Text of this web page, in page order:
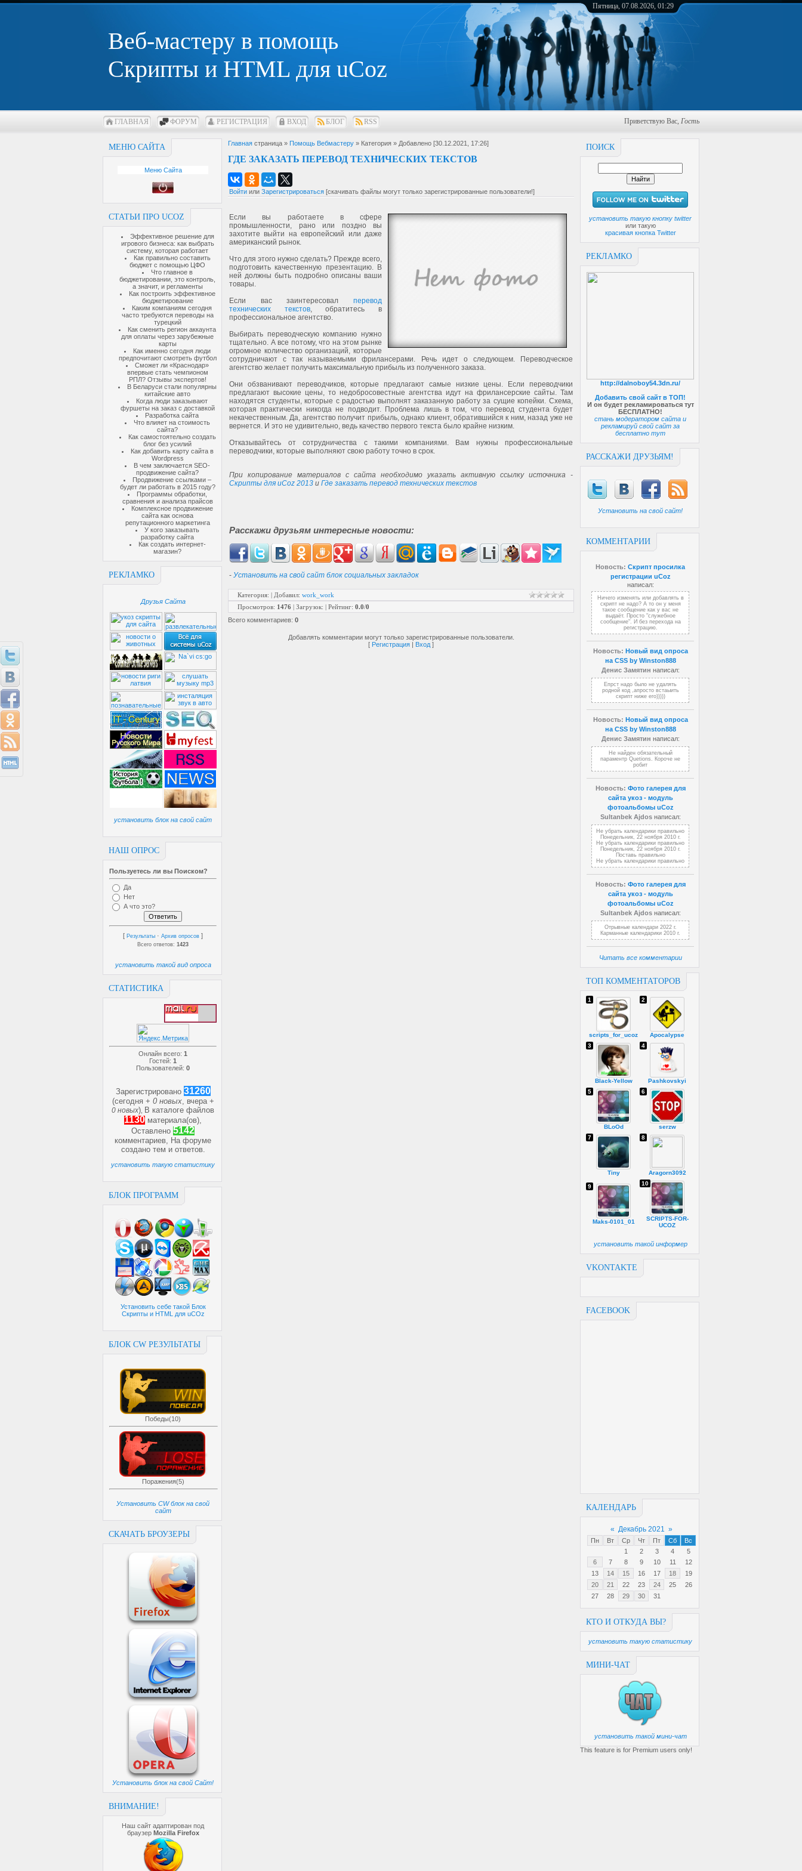
Веб-мастеру в помощь
Скрипты и HTML для uCoz
Пятница, 07.08.2026, 01:29
ГЛАВНАЯ ФОРУМ РЕГИСТРАЦИЯ ВХОД БЛОГ RSS Приветствую Вас, Гость
МЕНЮ САЙТА
Меню Сайта
СТАТЬИ ПРО UCOZ
Эффективное решение для
игрового бизнеса: как выбрать
систему, которая работает
Как правильно составить
бюджет с помощью ЦФО
Что главное в
бюджетировании, это контроль,
а значит, и регламенты
Как построить эффективное
бюджетирование
Каким компаниям сегодня
часто требуются переводы на
турецкий
Как сменить регион аккаунта
для оплаты через зарубежные
карты
Как именно сегодня люди
предпочитают смотреть футбол
Сможет ли «Краснодар»
впервые стать чемпионом
РПЛ? Отзывы экспертов!
В Беларуси стали популярны
китайские авто
Когда люди заказывают
фуршеты на заказ с доставкой
Разработка сайта
Что влияет на стоимость
сайта?
Как самостоятельно создать
блог без усилий
Как добавить карту сайта в
Wordpress
В чем заключается SEO-
продвижение сайта?
Продвижение ссылками –
будет ли работать в 2015 году?
Программы обработки,
сравнения и анализа прайсов
Комплексное продвижение
сайта как основа
репутационного маркетинга
У кого заказывать
разработку сайта
Как создать интернет-
магазин?
РЕКЛАМКО
Друзья Сайта
установить блок на свой сайт
НАШ ОПРОС
Пользуетесь ли вы Поиском?
Да
Нет
А что это?
[ Результаты · Архив опросов ]
Всего ответов: 1423
установить такой вид опроса
СТАТИСТИКА
Онлайн всего: 1
Гостей: 1
Пользователей: 0
Зарегистрировано 31260
(сегодня + 0 новых, вчера +
0 новых) В каталоге файлов
1130 материала(ов),
Оставлено 5142
комментариев, На форуме
создано тем и ответов.
установить такую статистику
БЛОК ПРОГРАММ
Установить себе такой Блок
Скрипты и HTML для uCOz
БЛОК CW РЕЗУЛЬТАТЫ
Победы(10)
Поражения(5)
Установить CW блок на свой
сайт
СКАЧАТЬ БРОУЗЕРЫ
Установить блок на свой Сайт!
ВНИМАНИЕ!
Наш сайт адаптирован под
браузер Mozilla Firefox
ПОИСК
установить такую кнопку twitter
или такую
красивая кнопка Twitter
РЕКЛАМКО
http://dalnoboy54.3dn.ru/
Добавить свой сайт в ТОП!
И он будет рекламироваться тут
БЕСПЛАТНО!
стань модератором сайта и
рекламируй свой сайт за
бесплатно тут
РАССКАЖИ ДРУЗЬЯМ!
Установить на свой сайт!
КОММЕНТАРИИ
Новость: Скрипт просилка
регистрации uCoz
написал:
Ничего изменять или добавлять в
скрипт не надо? А то он у меня
такое сообщение как у вас не
выдаёт. Просто "служебное
сообщение". И без перехода на
регистрацию.
Новость: Новый вид опроса
на CSS by Winston888
Денис Замятин написал:
Епрст надо было не удалять
родной код ,апросто встаыить
скрипт ниже его)))))
Новость: Новый вид опроса
на CSS by Winston888
Денис Замятин написал:
Не найден обязательный
параментр Quetions. Короче не
робит
Новость: Фото галерея для
сайта укоз - модуль
фотоальбомы uCoz
Sultanbek Ajdosнаписал:
Не убрать календарики правильно
Понедельник, 22 ноября 2010 г.
Не убрать календарики правильно
Понедельник, 22 ноября 2010 г.
Поставь правильно
Не убрать календарики правильно
Новость: Фото галерея для
сайта укоз - модуль
фотоальбомы uCoz
Sultanbek Ajdosнаписал:
Отрывные календари 2022 г.
Карманные календарики 2010 г.
Читать все комментарии
ТОП КОММЕНТАТОРОВ
scripts_for_ucoz
1
Apocalypse
2
Black-Yellow
3
Pashkovskyi
4
BLoOd
5
serzw
6
Tiny
7
Aragorn3092
8
Maks-0101_01
9
SCRIPTS-FOR-
UCOZ
10
установить такой информер
VKONTAKTE
FACEBOOK
КАЛЕНДАРЬ
« Декабрь 2021 »
Пн Вт Ср Чт Пт Сб
Вс
1
2 3 4
5
6
7 8 9 10 11
12
13
14 15 16 17 18
19
20
21 22 23 24 25
26
27
28 29 30 31
КТО И ОТКУДА ВЫ?
установить такую статистику
МИНИ-ЧАТ
установить такой мини-чат
This feature is for Premium users only!
Главная страница » Помощь Вебмастеру » Категория » Добавлено [30.12.2021, 17:26]
ГДЕ ЗАКАЗАТЬ ПЕРЕВОД ТЕХНИЧЕСКИХ ТЕКСТОВ
Войти или Зарегистрироваться [скачивать файлы могут только зарегистрированные пользователи!]
Если вы работаете в сфере
промышленности, рано или поздно вы
захотите выйти на европейский или даже
американский рынок.
Что для этого нужно сделать? Прежде всего,
подготовить качественную презентацию. В
ней должны быть подробно описаны ваши
товары.
Если вас заинтересовал перевод
технических текстов, обратитесь в
профессиональное агентство.
Выбирать переводческую компанию нужно
тщательно. А все потому, что на этом рынке
огромное количество организаций, которые
сотрудничают с так называемыми фрилансерами. Речь идет о следующем. Переводческое
агентство желает получить максимальную прибыль из полученного заказа.
Они обзванивают переводчиков, которые предлагают самые низкие цены. Если переводчики
предлагают высокие цены, то недобросовестные агентства идут на фрилансерские сайты. Там
находятся студенты, которые с радостью выполнят заказанную работу за сущие копейки. Схема,
которая практически никогда не подводит. Проблема лишь в том, что перевод студента будет
некачественным. Да, агентство получит прибыль, однако клиент, обратившийся к ним, назад уже не
вернется. И это не удивительно, ведь качество первого текста было крайне низким.
Отказывайтесь от сотрудничества с такими компаниями. Вам нужны профессиональные
переводчики, которые выполняют свою работу точно в срок.
При копирование материалов с сайта необходимо указать активную ссылку источника -
Скрипты для uCoz 2013 и Где заказать перевод технических текстов
Расскажи друзьям интересные новости:
- Установить на свой сайт блок социальных закладок
Категория: | Добавил: work_work
Просмотров: 1476 | Загрузок: | Рейтинг: 0.0/0
Всего комментариев: 0
Добавлять комментарии могут только зарегистрированные пользователи.
[ Регистрация | Вход ]